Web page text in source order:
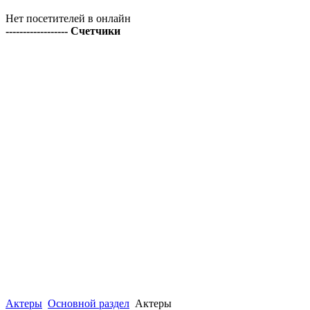
Нет посетителей в онлайн
------------------ Счетчики
Актеры Основной раздел Актеры